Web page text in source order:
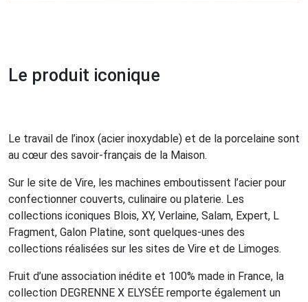
Le produit iconique
Le travail de l’inox (acier inoxydable) et de la porcelaine sont
au cœur des savoir-français de la Maison.
Sur le site de Vire, les machines emboutissent l’acier pour
confectionner couverts, culinaire ou platerie. Les
collections iconiques Blois, XY, Verlaine, Salam, Expert, L
Fragment, Galon Platine, sont quelques-unes des
collections réalisées sur les sites de Vire et de Limoges.
Fruit d’une association inédite et 100% made in France, la
collection DEGRENNE X ELYSÉE remporte également un